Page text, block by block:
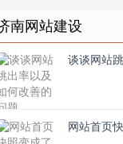
南网站建设
谈谈网站
网站首页